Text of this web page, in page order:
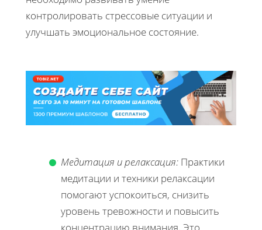
контролировать стрессовые ситуации и
улучшать эмоциональное состояние.
Медитация и релаксация: Практики
медитации и техники релаксации
помогают успокоиться, снизить
уровень тревожности и повысить
концентрацию внимания. Это